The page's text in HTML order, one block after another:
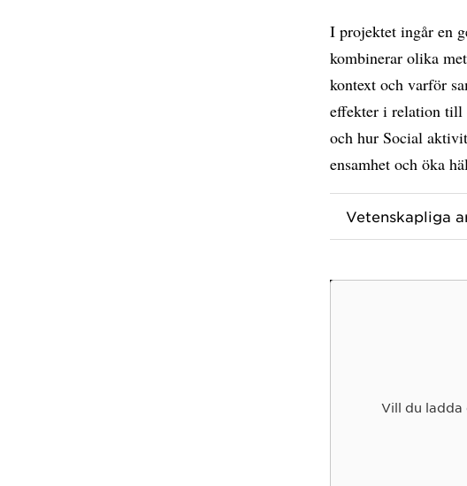
I projektet ingår en
kombinerar olika
kontext och varför
effekter i relation till
och hur Social
ensamhet och öka
Vetenskapliga
Vill du ladda